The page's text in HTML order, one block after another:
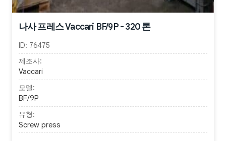
나사 프레스 Vaccari BF/9P - 320 톤
ID: 76475
제조사:
Vaccari
모델:
BF/9P
유형:
Screw press